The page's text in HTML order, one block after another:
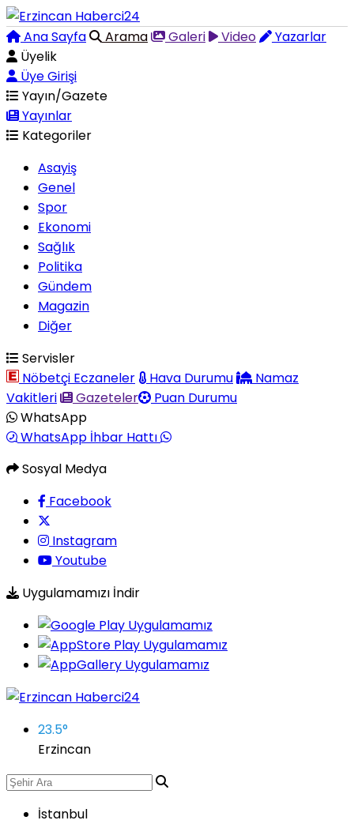
Ana Sayfa Arama Galeri Video
Yazarlar
Üyelik
Üye Girişi
Yayın/Gazete
Yayınlar
Kategoriler
Asayiş
Genel
Spor
Ekonomi
Sağlık
Politika
Gündem
Magazin
Diğer
Servisler
Nöbetçi Eczaneler
Hava Durumu
Namaz
Vakitleri
Gazeteler
Puan Durumu
WhatsApp
WhatsApp İhbar Hattı
Sosyal Medya
Facebook
Instagram
Youtube
Uygulamamızı İndir
23.5°
Erzincan
İstanbul